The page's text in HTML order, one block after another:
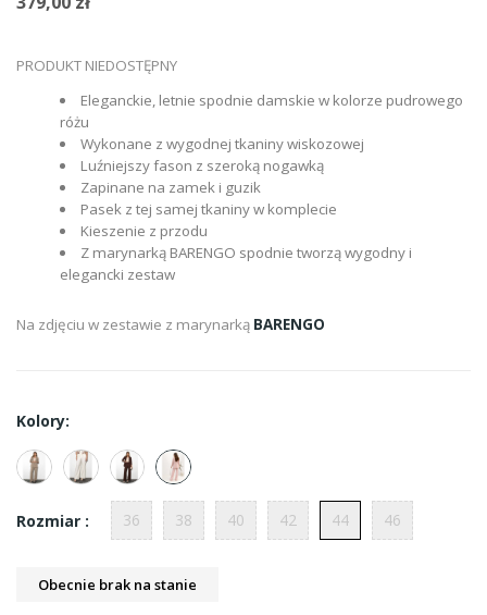
PRODUKT NIEDOSTĘPNY
Eleganckie, letnie spodnie damskie w kolorze pudrowego
różu
Wykonane z wygodnej tkaniny wiskozowej
Luźniejszy fason z szeroką nogawką
Zapinane na zamek i guzik
Pasek z tej samej tkaniny w komplecie
Kieszenie z przodu
Z marynarką BARENGO spodnie tworzą wygodny i
elegancki zestaw
Na zdjęciu w zestawie z marynarką BARENGO
Kolory:
Rozmiar : 36 38 40 42 44 46
Obecnie brak na stanie